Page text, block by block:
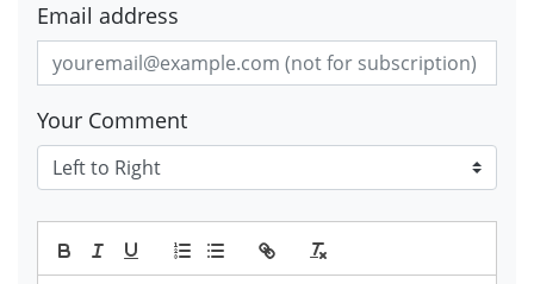
Email address
Your Comment